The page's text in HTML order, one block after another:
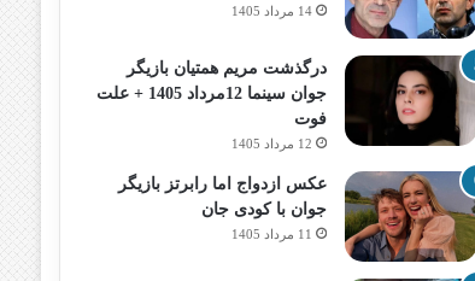
14 مرداد 1405
درگذشت مریم همتیان بازیگر
جوان سینما 12مرداد 1405 + علت
فوت
12 مرداد 1405
عکس ازدواج اما رابرتز بازیگر
جوان با کودی جان
11 مرداد 1405